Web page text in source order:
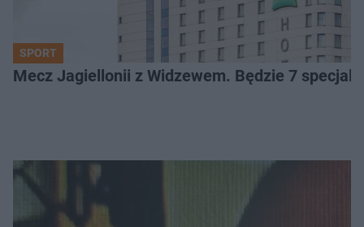
SPORT
Mecz Jagiellonii z Widzewem. Będzie 7